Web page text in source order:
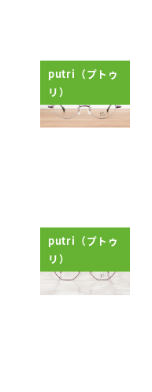
putri（プトゥ
リ）
putri（プトゥ
リ）